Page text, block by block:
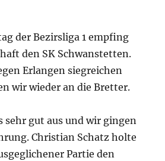
der Bezirsliga 1 empfing
den SK Schwanstetten.
Erlangen siegreichen
wir wieder an die Bretter.
sehr gut aus und wir gingen
Christian Schatz holte
Partie den